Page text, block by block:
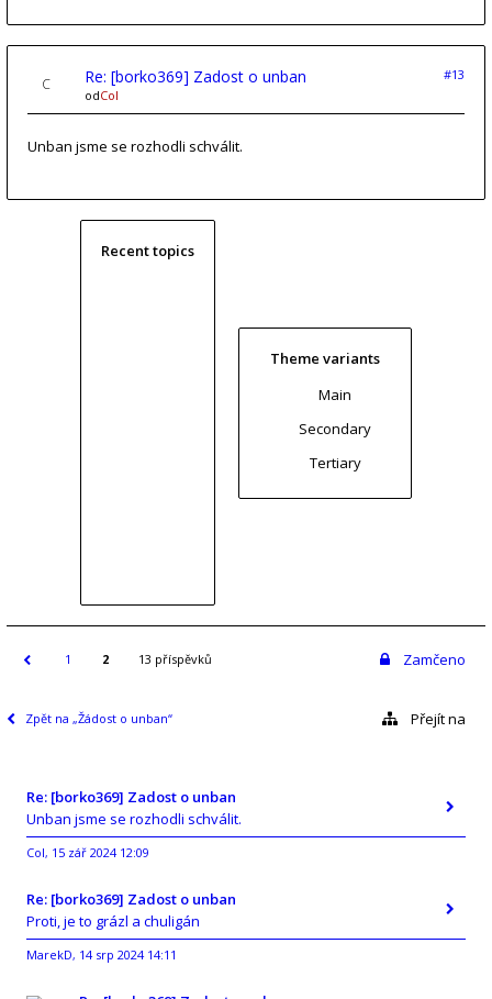
Re: [borko369] Zadost o unban
#13
odCol
Unban jsme se rozhodli schválit.
Recent topics
Theme variants
Main
Secondary
Tertiary
1 2 13 příspěvků Zamčeno
Zpět na „Žádost o unban“ Přejít na
Re: [borko369] Zadost o unban
Unban jsme se rozhodli schválit.
Col, 15 zář 2024 12:09
Re: [borko369] Zadost o unban
Proti, je to grázl a chuligán
MarekD, 14 srp 2024 14:11